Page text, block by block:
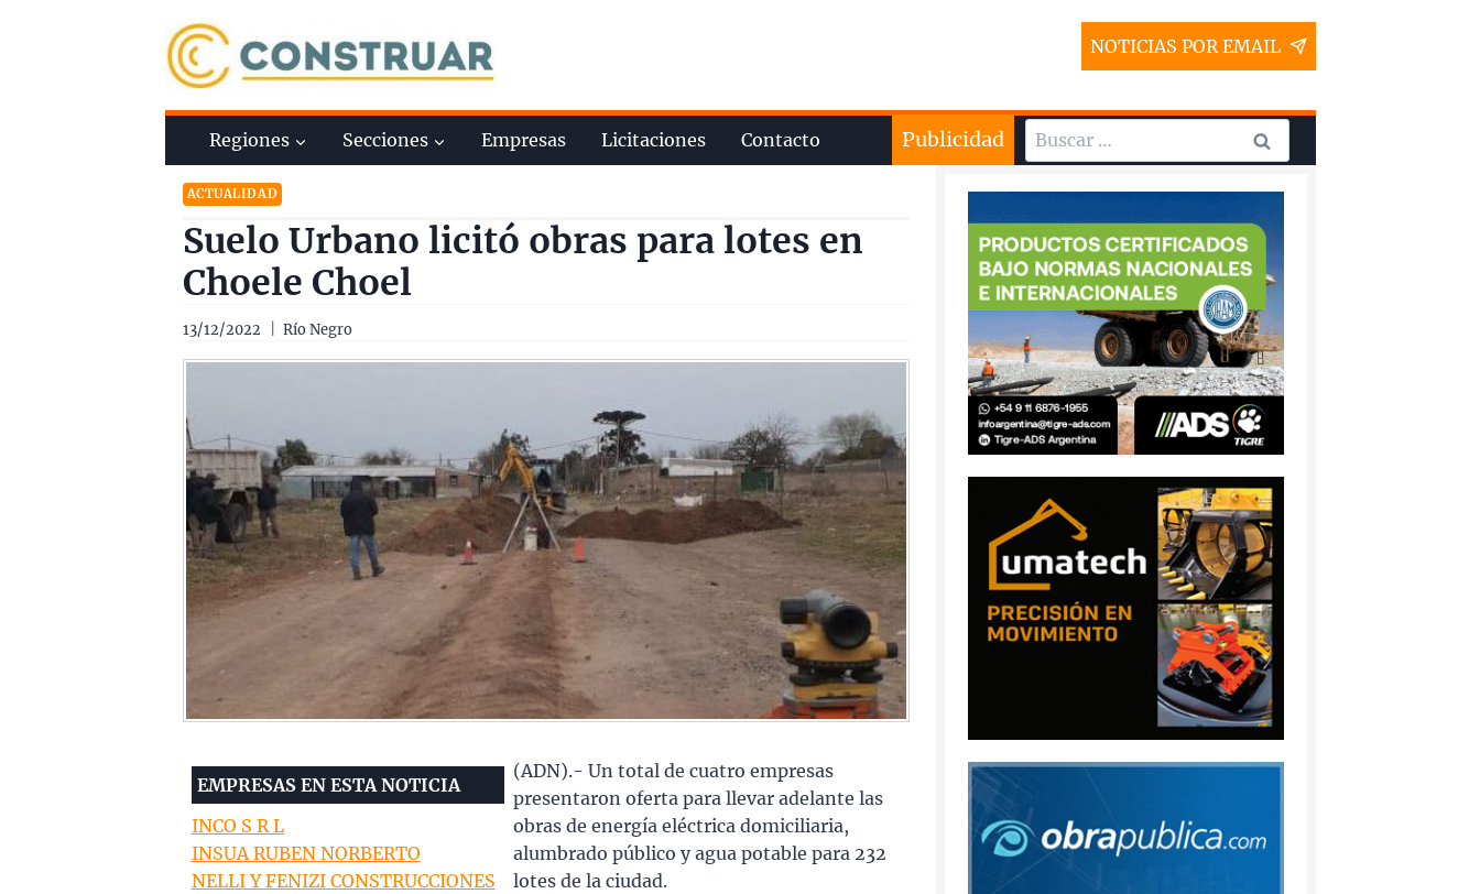
NOTICIAS POR EMAIL
Regiones Secciones Empresas Licitaciones Contacto Publicidad Buscar:
ACTUALIDAD
Suelo Urbano licitó obras para lotes en
Choele Choel
13/12/2022 Río Negro
EMPRESAS EN ESTA NOTICIA
INCO S R L
INSUA RUBEN NORBERTO
NELLI Y FENIZI CONSTRUCCIONES
(ADN).- Un total de cuatro empresas
presentaron oferta para llevar adelante las
obras de energía eléctrica domiciliaria,
alumbrado público y agua potable para 232
lotes de la ciudad.